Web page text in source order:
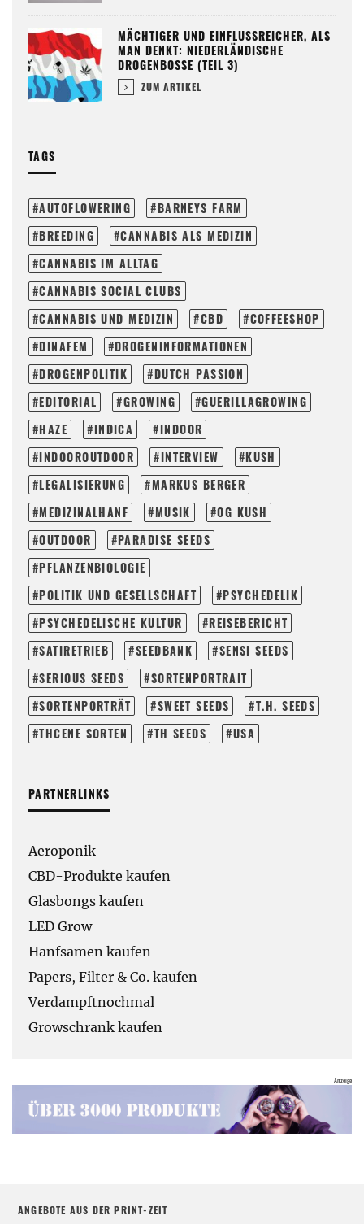
MÄCHTIGER UND EINFLUSSREICHER, ALS
MAN DENKT: NIEDERLÄNDISCHE
DROGENBOSSE (TEIL 3)
ZUM ARTIKEL
TAGS
AUTOFLOWERING
BARNEYS FARM
BREEDING
CANNABIS ALS MEDIZIN
CANNABIS IM ALLTAG
CANNABIS SOCIAL CLUBS
CANNABIS UND MEDIZIN
CBD
COFFEESHOP
DINAFEM
DROGENINFORMATIONEN
DROGENPOLITIK
DUTCH PASSION
EDITORIAL
GROWING
GUERILLAGROWING
HAZE
INDICA
INDOOR
INDOOROUTDOOR
INTERVIEW
KUSH
LEGALISIERUNG
MARKUS BERGER
MEDIZINALHANF
MUSIK
OG KUSH
OUTDOOR
PARADISE SEEDS
PFLANZENBIOLOGIE
POLITIK UND GESELLSCHAFT
PSYCHEDELIK
PSYCHEDELISCHE KULTUR
REISEBERICHT
SATIRETRIEB
SEEDBANK
SENSI SEEDS
SERIOUS SEEDS
SORTENPORTRAIT
SORTENPORTRÄT
SWEET SEEDS
T.H. SEEDS
THCENE SORTEN
TH SEEDS USA
PARTNERLINKS
Aeroponik
CBD-Produkte kaufen
Glasbongs kaufen
LED Grow
Hanfsamen kaufen
Papers, Filter & Co. kaufen
Verdampftnochmal
Growschrank kaufen
ANGEBOTE AUS DER PRINT-ZEIT